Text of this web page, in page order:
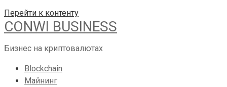
Перейти к контенту
CONWI BUSINESS
Бизнес на криптовалютах
Blockchain
Майнинг